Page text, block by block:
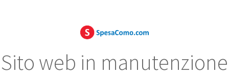
Sito web in manutenzione